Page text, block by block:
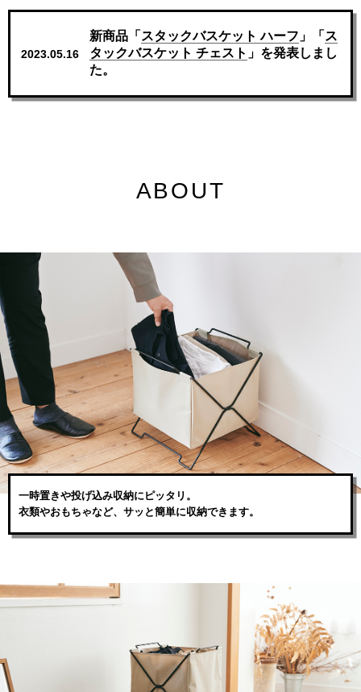
2023.05.16
新商品「 スタックバスケット ハーフ 」「 ス
タックバスケット チェスト 」を発表しまし
た。
ABOUT
一時置きや投げ込み収納にピッタリ。
衣類やおもちゃなど、サッと簡単に収納できます。